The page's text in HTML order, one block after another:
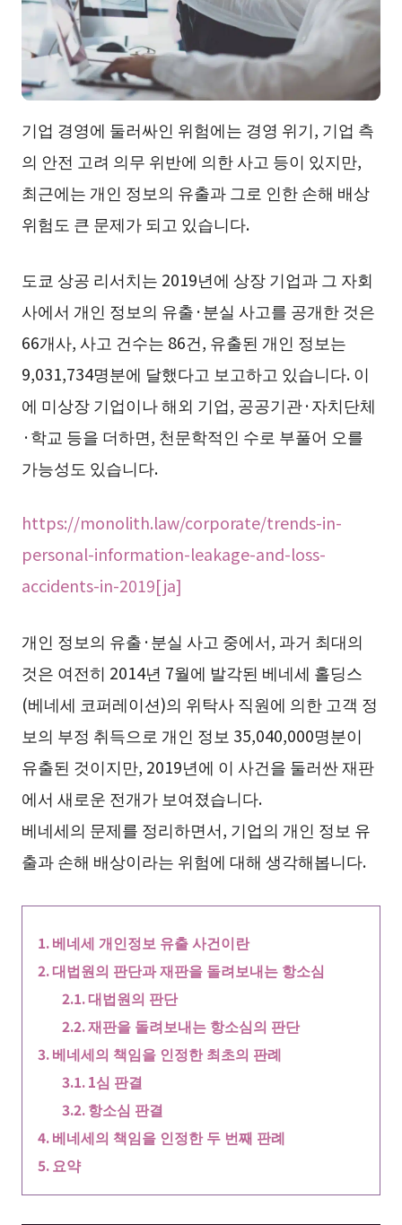
기업 경영에 둘러싸인 위험에는 경영 위기, 기업 측
의 안전 고려 의무 위반에 의한 사고 등이 있지만,
최근에는 개인 정보의 유출과 그로 인한 손해 배상
위험도 큰 문제가 되고 있습니다.
도쿄 상공 리서치는 2019년에 상장 기업과 그 자회
사에서 개인 정보의 유출·분실 사고를 공개한 것은
66개사, 사고 건수는 86건, 유출된 개인 정보는
9,031,734명분에 달했다고 보고하고 있습니다. 이
에 미상장 기업이나 해외 기업, 공공기관·자치단체
·학교 등을 더하면, 천문학적인 수로 부풀어 오를
가능성도 있습니다.
https://monolith.law/corporate/trends-in-
personal-information-leakage-and-loss-
accidents-in-2019[ja]
개인 정보의 유출·분실 사고 중에서, 과거 최대의
것은 여전히 2014년 7월에 발각된 베네세 홀딩스
(베네세 코퍼레이션)의 위탁사 직원에 의한 고객 정
보의 부정 취득으로 개인 정보 35,040,000명분이
유출된 것이지만, 2019년에 이 사건을 둘러싼 재판
에서 새로운 전개가 보여졌습니다.
베네세의 문제를 정리하면서, 기업의 개인 정보 유
출과 손해 배상이라는 위험에 대해 생각해봅니다.
베네세 개인정보 유출 사건이란
대법원의 판단과 재판을 돌려보내는 항소심
대법원의 판단
재판을 돌려보내는 항소심의 판단
베네세의 책임을 인정한 최초의 판례
1심 판결
항소심 판결
베네세의 책임을 인정한 두 번째 판례
요약